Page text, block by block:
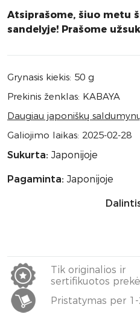
Atsiprašome, šiuo metu
sandelyje! Prašome
Grynasis kiekis: 50 g
Prekinis ženklas: KABAYA
Daugiau japoniškų
Galiojimo laikas: 2025-02-28
Sukurta: Japonijoje
Pagaminta: Japonijoje
Tik originalios ir
sertifikuotos
Pristatymas per 1-